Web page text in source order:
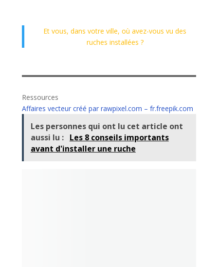
Et vous, dans votre ville, où avez-vous vu des
ruches installées ?
Ressources
Affaires vecteur créé par rawpixel.com – fr.freepik.com
Les personnes qui ont lu cet article ont
aussi lu : Les 8 conseils importants
avant d'installer une ruche